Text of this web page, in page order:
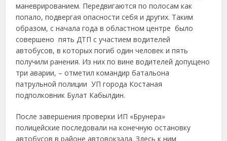
маневрированием. Передвигаются по полосам как
попало, подвергая опасности себя и других. Таким
образом, с начала года в областном центре было
совершено пять ДТП с участием водителей
автобусов, в которых погиб один человек и пять
получили ранения. Из них по вине водителей допущено
три аварии, – отметил командир батальона
патрульной полиции УП города Костаная
подполковник Булат Кабылдин.
После завершения проверки ИП «Брунера»
полицейские последовали на конечную остановку
автобусов в районе автовокзала. Здесь к ним